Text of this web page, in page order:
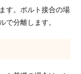
す。ボルト接合の場
で分離します。